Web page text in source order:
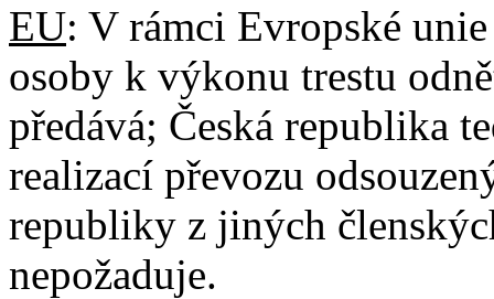
EU: V rámci Evropské
osoby k výkonu trestu
předává; Česká republika
realizací převozu
republiky z jiných
nepožaduje.